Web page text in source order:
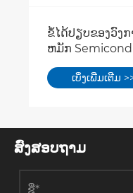
ຂໍ້ໄດ້ປຽບຂອງວົງ
ຫມັກ
ເບິ່ງເພີ່ມເຕີມ
ສົ່ງສອບຖາມ